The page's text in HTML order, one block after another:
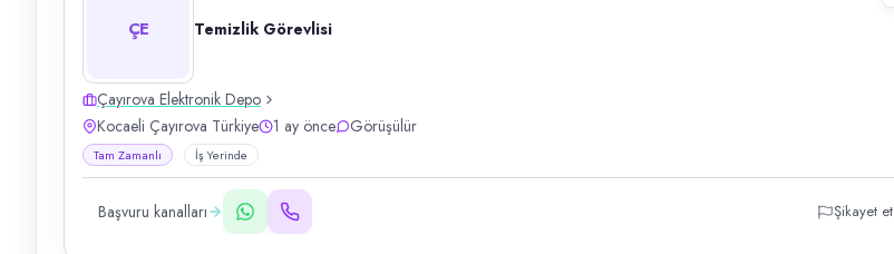
ÇE Temizlik Görevlisi
Çayırova Elektronik Depo
Kocaeli Çayırova Türkiye
1 ay önce Görüşülür
Tam Zamanlı İş Yerinde
Başvuru kanalları Şikayet et